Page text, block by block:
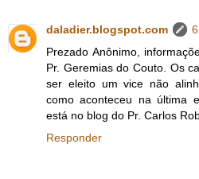
daladier.blogspot.com
Prezado Anônimo,
Pr. Geremias do Couto. Os
ser eleito um vice não
como aconteceu na última
está no blog do Pr. Carlos
Responder